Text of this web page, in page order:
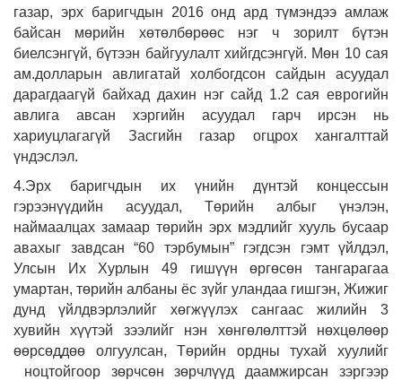
газар, эрх баригчдын 2016 онд ард түмэндээ амлаж
байсан мөрийн хөтөлбөрөөс нэг ч зорилт бүтэн
биелсэнгүй, бүтээн байгуулалт хийгдсэнгүй. Мөн 10 сая
ам.долларын авлигатай холбогдсон сайдын асуудал
дарагдаагүй байхад дахин нэг сайд 1.2 сая еврогийн
авлига авсан хэргийн асуудал гарч ирсэн нь
хариуцлагагүй Засгийн газар огцрох хангалттай
үндэслэл.
4.Эрх баригчдын их үнийн дүнтэй концессын
гэрээнүүдийн асуудал, Төрийн албыг үнэлэн,
наймаалцах замаар төрийн эрх мэдлийг хууль бусаар
авахыг завдсан “60 тэрбумын” гэгдсэн гэмт үйлдэл,
Улсын Их Хурлын 49 гишүүн өргөсөн тангарагаа
умартан, төрийн албаны ёс зүйг уландаа гишгэн, Жижиг
дунд үйлдвэрлэлийг хөгжүүлэх сангаас жилийн 3
хувийн хүүтэй зээлийг нэн хөнгөлөлттэй нөхцөлөөр
өөрсөддөө олгуулсан, Төрийн ордны тухай хуулийг
ноцтойгоор зөрчсөн зөрчлүүд даамжирсан зэргээр